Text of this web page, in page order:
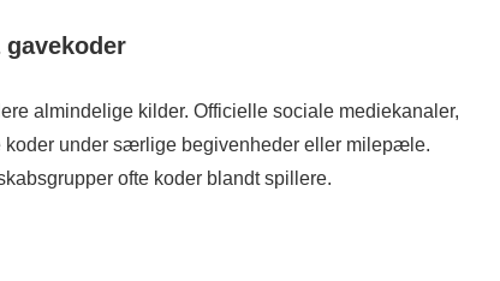
almindelige kilder. Officielle sociale mediekanaler,
koder under særlige begivenheder eller milepæle.
ofte koder blandt spillere.